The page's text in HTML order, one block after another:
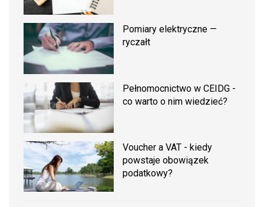
Pomiary elektryczne —
ryczałt
Pełnomocnictwo w CEIDG -
co warto o nim wiedzieć?
Voucher a VAT - kiedy
powstaje obowiązek
podatkowy?